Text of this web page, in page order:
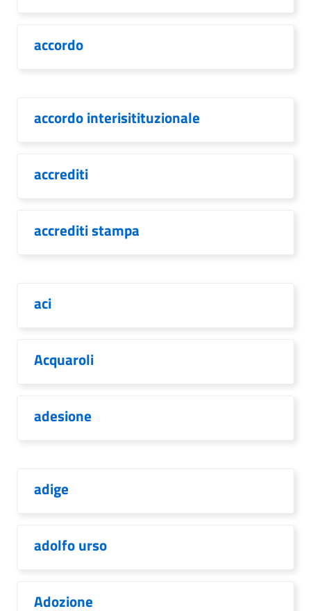
accordo
accordo interisitituzionale
accrediti
accrediti stampa
aci
Acquaroli
adesione
adige
adolfo urso
Adozione